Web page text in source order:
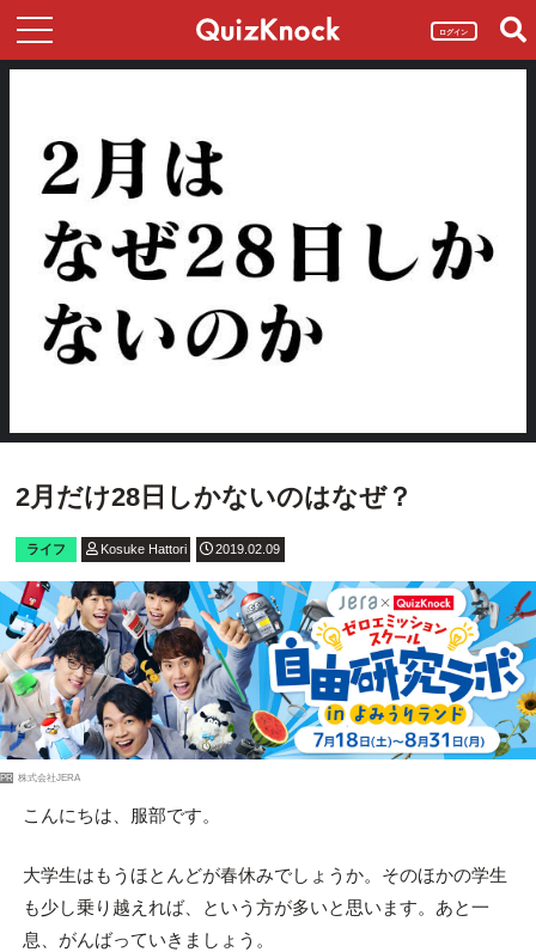
ログイン
2月だけ28日しかないのはなぜ？
ライフ Kosuke Hattori 2019.02.09
PR 株式会社JERA
こんにちは、服部です。
大学生はもうほとんどが春休みでしょうか。そのほかの学生
も少し乗り越えれば、という方が多いと思います。あと一
息、がんばっていきましょう。